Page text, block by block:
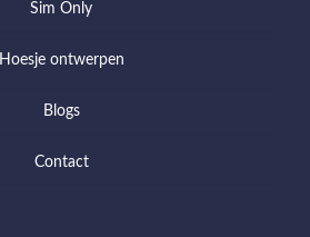
Sim Only
Hoesje ontwerpen
Blogs
Contact